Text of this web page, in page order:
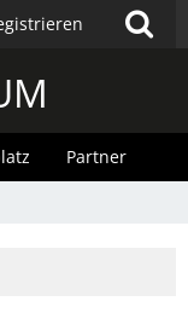
Partner